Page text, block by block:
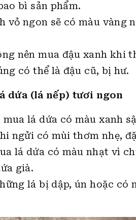
bì sản phẩm.
vỏ ngon sẽ có màu vàng
nên mua đậu xanh khi
có thể là đậu cũ, bị hư.
dứa (lá nếp) tươi ngon
mua lá dứa có màu xanh
ngửi có mùi thơm nhẹ,
lá dứa có màu nhạt vì
già.
lá bị dập, ún hoặc có